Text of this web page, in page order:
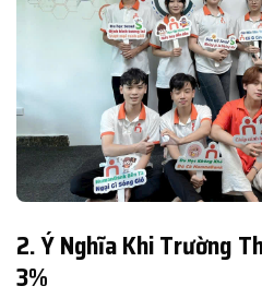
2. Ý Nghĩa Khi Trường
3%